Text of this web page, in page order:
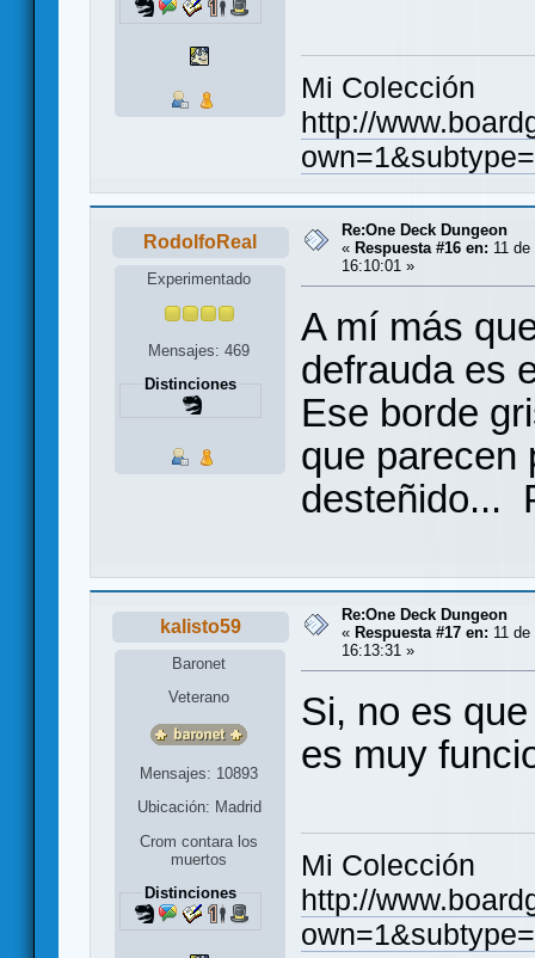
Mi Colección
http://
RodolfoReal
Experimentado
Mensajes: 469
Distinciones
Re:One Deck Dungeon
« Respuesta #16 en: 11
16:10:01 »
A mí más
defrauda es
Ese borde
que parecen
desteñido...
kalisto59
Baronet
Veterano
Mensajes: 10893
Ubicación: Madrid
Crom contara los
muertos
Distinciones
Re:One Deck Dungeon
« Respuesta #17 en: 11
16:13:31 »
Si, no es
es muy
Mi Colección
http://